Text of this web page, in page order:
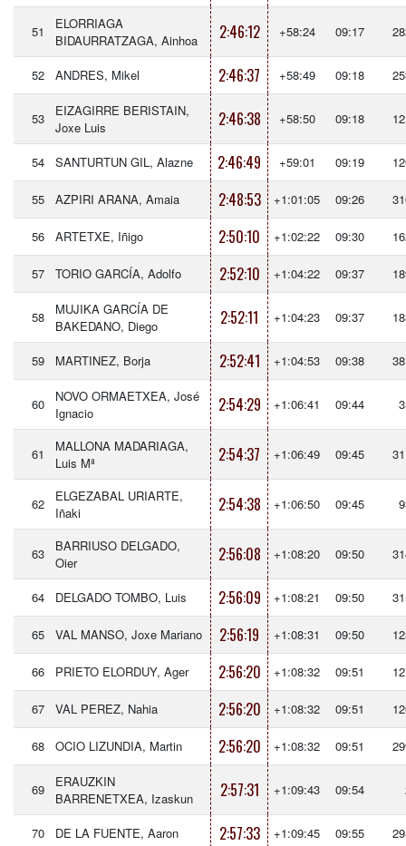
51
ELORRIAGA
BIDAURRATZAGA, Ainhoa
2:46:12 +58:24 09:17
52 ANDRES, Mikel 2:46:37 +58:49 09:18
53
EIZAGIRRE BERISTAIN,
Joxe Luis
2:46:38 +58:50 09:18
54 SANTURTUN GIL, Alazne 2:46:49 +59:01 09:19
55 AZPIRI ARANA, Amaia 2:48:53 +1:01:05 09:26
56 ARTETXE, Iñigo 2:50:10 +1:02:22 09:30
57 TORIO GARCÍA, Adolfo 2:52:10 +1:04:22 09:37
58
MUJIKA GARCÍA DE
BAKEDANO, Diego
2:52:11 +1:04:23 09:37
59 MARTINEZ, Borja 2:52:41 +1:04:53 09:38
60
NOVO ORMAETXEA, José
Ignacio
2:54:29 +1:06:41 09:44
61
MALLONA MADARIAGA,
Luis Mª
2:54:37 +1:06:49 09:45
62
ELGEZABAL URIARTE,
Iñaki
2:54:38 +1:06:50 09:45
63
BARRIUSO DELGADO,
Oier
2:56:08 +1:08:20 09:50
64 DELGADO TOMBO, Luis 2:56:09 +1:08:21 09:50
65 VAL MANSO, Joxe Mariano 2:56:19 +1:08:31 09:50
66 PRIETO ELORDUY, Ager 2:56:20 +1:08:32 09:51
67 VAL PEREZ, Nahia 2:56:20 +1:08:32 09:51
68 OCIO LIZUNDIA, Martin 2:56:20 +1:08:32 09:51
69
ERAUZKIN
BARRENETXEA, Izaskun
2:57:31 +1:09:43 09:54
70 DE LA FUENTE, Aaron 2:57:33 +1:09:45 09:55